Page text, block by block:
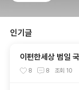
인기글
이편한세상 범일
분양 소식
8 8 조회 10